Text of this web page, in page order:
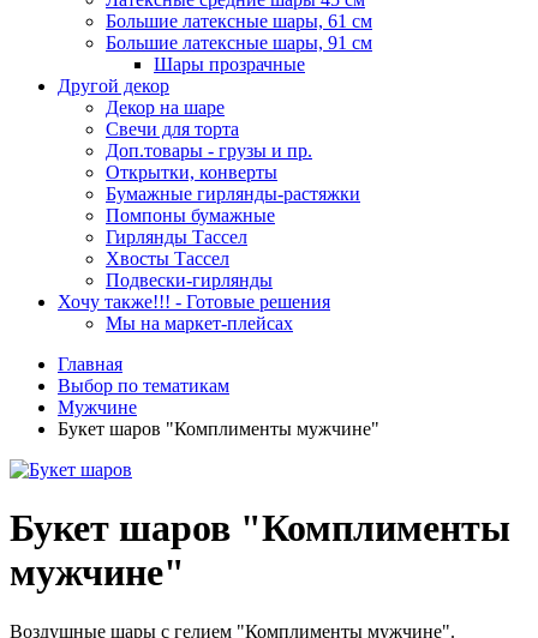
Большие латексные шары, 61 см
Большие латексные шары, 91 см
Шары прозрачные
Другой декор
Декор на шаре
Свечи для торта
Доп.товары - грузы и пр.
Открытки, конверты
Бумажные гирлянды-растяжки
Помпоны бумажные
Гирлянды Тассел
Хвосты Тассел
Подвески-гирлянды
Хочу также!!! - Готовые решения
Мы на маркет-плейсах
Главная
Выбор по тематикам
Мужчине
Букет шаров "Комплименты мужчине"
Букет шаров "Комплименты
мужчине"
Воздушные шары с гелием "Комплименты мужчине".